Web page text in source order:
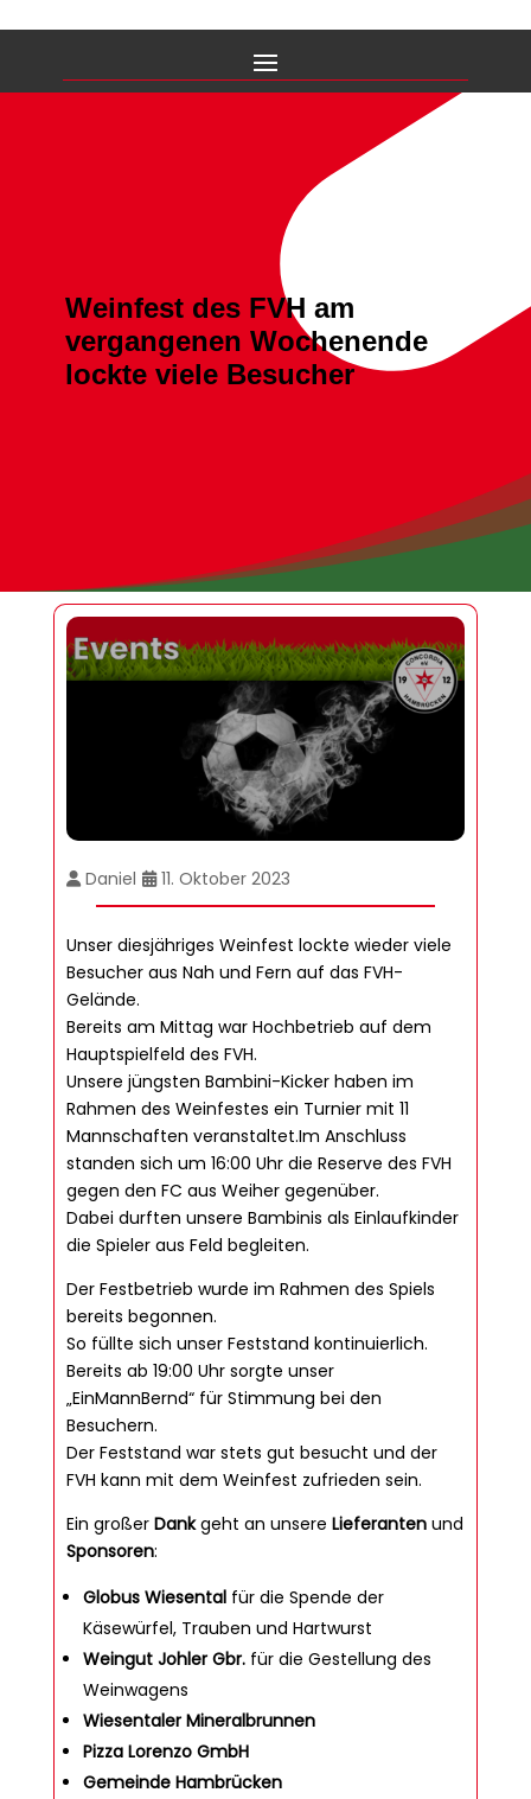
Weinfest des FVH am
vergangenen Wochenende
lockte viele Besucher
Daniel 11. Oktober 2023
Unser diesjähriges Weinfest lockte wieder viele
Besucher aus Nah und Fern auf das FVH-
Gelände.
Bereits am Mittag war Hochbetrieb auf dem
Hauptspielfeld des FVH.
Unsere jüngsten Bambini-Kicker haben im
Rahmen des Weinfestes ein Turnier mit 11
Mannschaften veranstaltet.Im Anschluss
standen sich um 16:00 Uhr die Reserve des FVH
gegen den FC aus Weiher gegenüber.
Dabei durften unsere Bambinis als Einlaufkinder
die Spieler aus Feld begleiten.
Der Festbetrieb wurde im Rahmen des Spiels
bereits begonnen.
So füllte sich unser Feststand kontinuierlich.
Bereits ab 19:00 Uhr sorgte unser
„EinMannBernd“ für Stimmung bei den
Besuchern.
Der Feststand war stets gut besucht und der
FVH kann mit dem Weinfest zufrieden sein.
Ein großer Dankgeht an unsere Lieferantenund
Sponsoren:
Globus Wiesentalfür die Spende der
Käsewürfel, Trauben und Hartwurst
Weingut Johler Gbr.für die Gestellung des
Weinwagens
Wiesentaler Mineralbrunnen
Pizza Lorenzo GmbH
Gemeinde Hambrücken